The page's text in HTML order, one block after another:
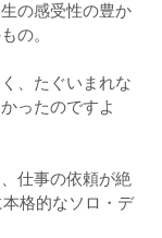
の感受性の豊か
の。
、たぐいまれな
ったのですよ
仕事の依頼が絶
格的なソロ・デ